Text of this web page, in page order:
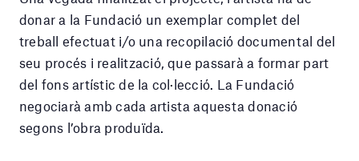
donar a la Fundació un exemplar complet del
treball efectuat i/o una recopilació documental del
seu procés i realització, que passarà a formar part
del fons artístic de la col·lecció. La Fundació
negociarà amb cada artista aquesta donació
segons l’obra produïda.